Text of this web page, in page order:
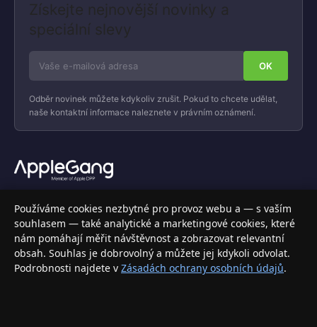
Získejte nejnovější novinky a
speciální slevy
Odběr novinek můžete kdykoliv zrušit. Pokud to chcete udělat,
naše kontaktní informace naleznete v právním oznámení.
Váš specializovaný obchod s Apple produkty, příslušenstvím a
elektronikou. Nakupujte bezpečně a s jistotou.
INFORMACE
Doprava a doručení
Používáme cookies nezbytné pro provoz webu a — s vaším
souhlasem — také analytické a marketingové cookies, které
nám pomáhají měřit návštěvnost a zobrazovat relevantní
obsah. Souhlas je dobrovolný a můžete jej kdykoli odvolat.
Podrobnosti najdete v Zásadách ochrany osobních údajů.